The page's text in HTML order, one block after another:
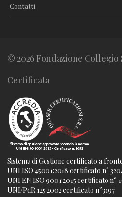
Contatti
© 2026 Fondazione Collegio
Certificata
Sistema di Gestione certificato a
UNI ISO 45001:2018 certificato n°
UNI EN ISO 9001:2015 certificato n°
UNI/PdR 125:2002 certificato n°3197